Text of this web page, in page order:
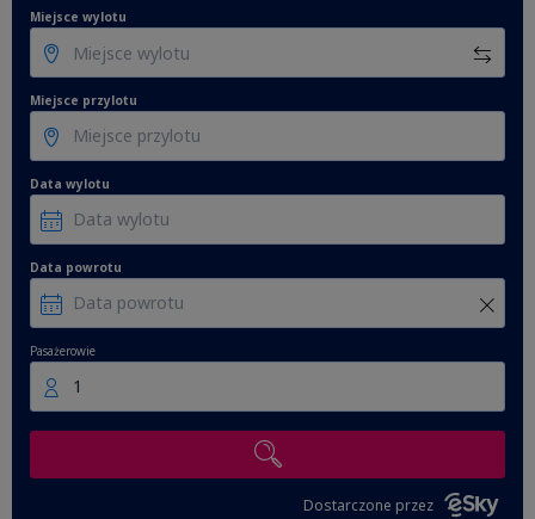
Miejsce wylotu
Miejsce przylotu
Data wylotu
Data powrotu
Pasażerowie
1
Dostarczone przez